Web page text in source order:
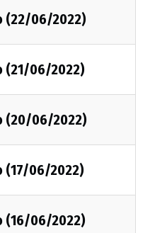
(22/06/2022)
(21/06/2022)
(20/06/2022)
(17/06/2022)
(16/06/2022)